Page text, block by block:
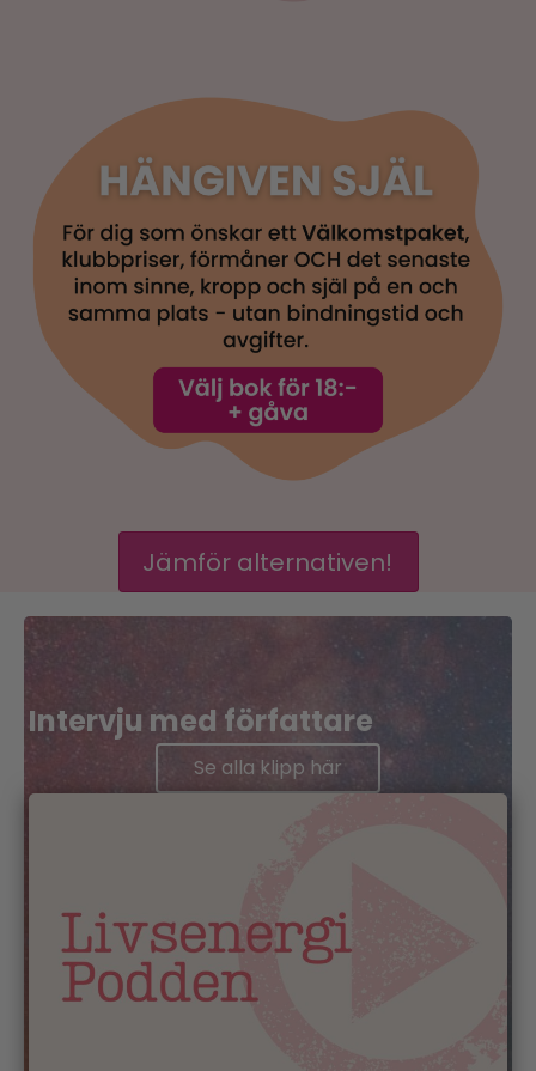
Jämför alternativen!
Intervju med författare
Se alla klipp här